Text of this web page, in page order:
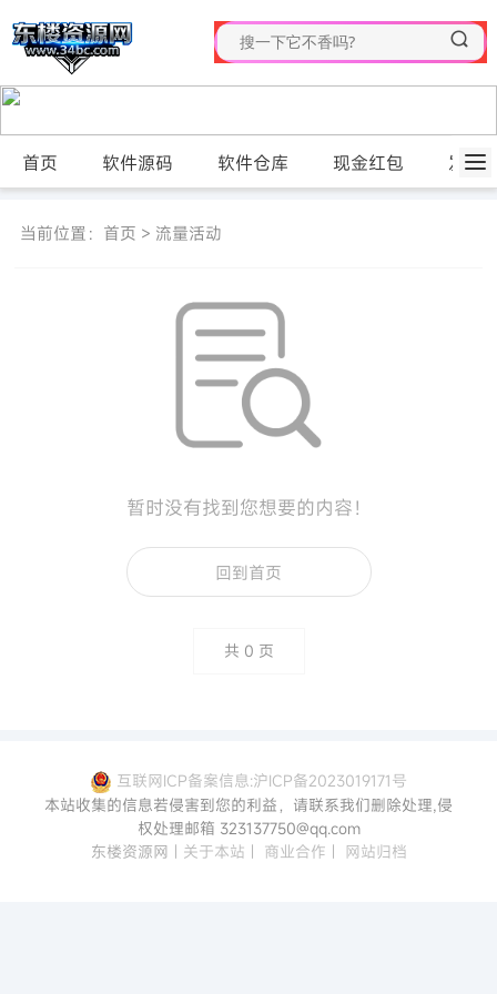
首页 软件源码 软件仓库 现金红包 发布
当前位置： 首页 > 流量活动
暂时没有找到您想要的内容！
回到首页
共 0 页
互联网ICP备案信息:沪ICP备2023019171号
本站收集的信息若侵害到您的利益，请联系我们删除处理,侵
权处理邮箱 323137750@qq.com
东楼资源网 | 关于本站 | 商业合作 | 网站归档